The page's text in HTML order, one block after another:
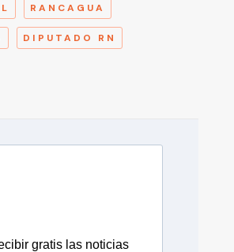
RANCAGUA
DIPUTADO RN
gratis las noticias